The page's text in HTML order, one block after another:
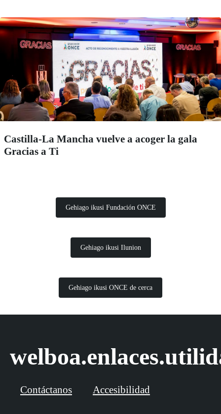
Castilla-La Mancha vuelve a acoger la gala
Gracias a Ti
Gehiago ikusi Fundación ONCE
Gehiago ikusi Ilunion
Gehiago ikusi ONCE de cerca
Contáctanos Accesibilidad